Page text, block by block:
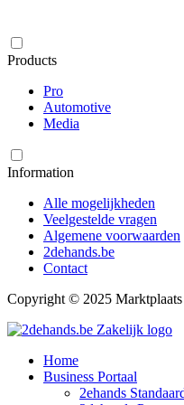
Products
Pro
Automotive
Media
Information
Alle mogelijkheden
Veelgestelde vragen
Algemene voorwaarden
2dehands.be
Contact
Copyright © 2025
Home
Business Portaal
2ehands